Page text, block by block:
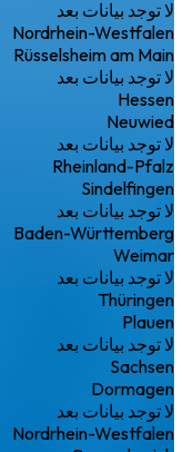
لا توجد بيانات بعد
Nordrhein-Westfalen
Rüsselsheim am Main
لا توجد بيانات بعد
Hessen
Neuwied
لا توجد بيانات بعد
Rheinland-Pfalz
Sindelfingen
لا توجد بيانات بعد
Baden-Württemberg
Weimar
لا توجد بيانات بعد
Thüringen
Plauen
لا توجد بيانات بعد
Sachsen
Dormagen
لا توجد بيانات بعد
Nordrhein-Westfalen